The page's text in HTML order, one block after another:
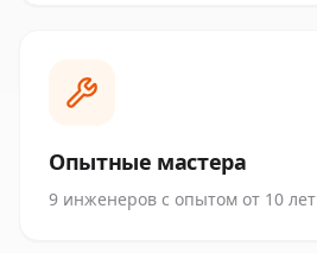
Опытные мастера
9 инженеров с опытом от 10 лет